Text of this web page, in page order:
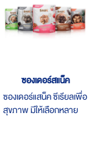
ได้ หลายวิธี เช่น ทานเป็น
อาหารทานเล่น, คลุกผง
ปรุงรสเพื่อเพิ่มรสชาติ
แคลอรี่ต่ำ บรรจุ 1 ซอง
100 กรัม มีตรารับรอง
HALAL อิสลามทานได้
ซองเดอร์สแน็ค
ซองเดอร์แสน็ค ซีเรียลเพื่อ
สุขภาพ มีให้เลือกหลาย